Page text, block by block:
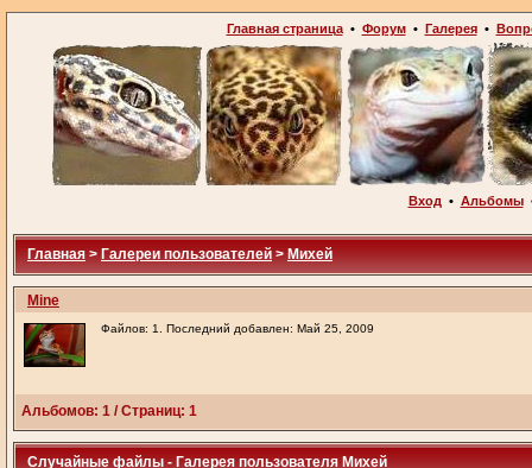
Главная страница• Форум• Галерея•
Вход • Альбомы
Главная > Галереи пользователей > Михей
Mine
Файлов: 1. Последний добавлен: Май 25, 2009
Альбомов: 1 / Страниц: 1
Случайные файлы - Галерея пользователя Михей